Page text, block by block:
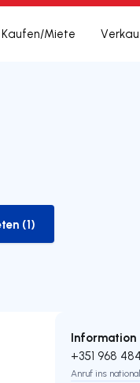
Kaufen/Miete
(1)
Information
+351 968
Anruf ins